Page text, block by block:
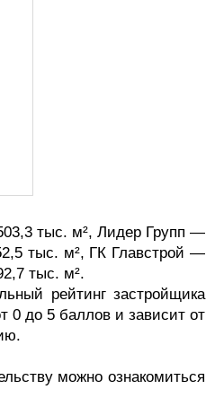
тыс. м², Лидер Групп —
тыс. м², ГК Главстрой —
тыс. м².
рейтинг застройщика
0 до 5 баллов и зависит от
можно ознакомиться